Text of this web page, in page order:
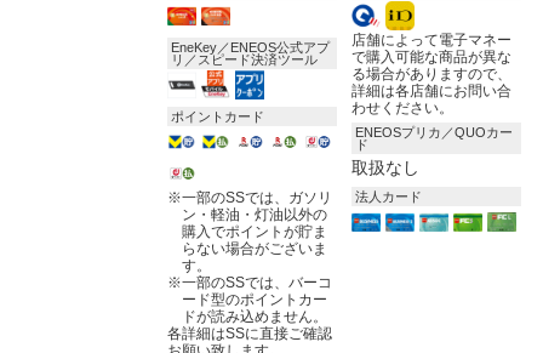
EneKey／ENEOS公式アプ
リ／スピード決済ツール
ポイントカード
※一部のSSでは、ガソリ
ン・軽油・灯油以外の
購入でポイントが貯ま
らない場合がございま
す。
※一部のSSでは、バーコ
ード型のポイントカー
ドが読み込めません。
各詳細はSSに直接ご確認
店舗によって電子マネー
で購入可能な商品が異な
る場合がありますので、
詳細は各店舗にお問い合
わせください。
ENEOSプリカ／QUOカー
ド
取扱なし
法人カード